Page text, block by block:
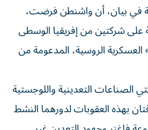
في بيان، أن واشنطن فرضت،
شركتين من إفريقيا الوسطى
الروسية، المدعومة من
الصناعات التعدينية واللوجستية
بهذه العقوبات لدورهما النشط